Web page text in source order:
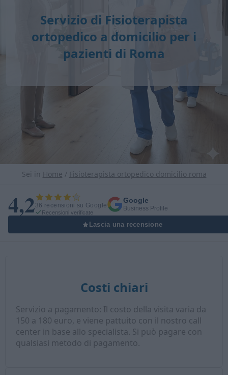
Servizio di Fisioterapista
ortopedico a domicilio per i
pazienti di Roma
Sei in Home / Fisioterapista ortopedico domicilio roma
4,236 recensioni su Google
Recensioni verificate
Google
Business Profile
Lascia una recensione
Costi chiari
Servizio a pagamento: Il costo della visita varia da
150 a 180 euro, e viene pattuito con il nostro call
center in base allo specialista. Si può pagare con
qualsiasi metodo di pagamento.